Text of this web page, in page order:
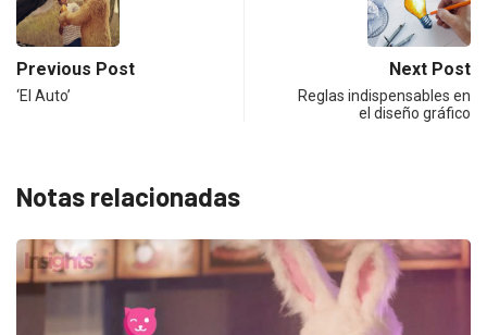
Previous Post
‘El Auto’
Next Post
Reglas indispensables en
el diseño gráfico
Notas relacionadas